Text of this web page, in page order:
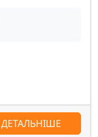
ДЕТАЛЬНІШЕ